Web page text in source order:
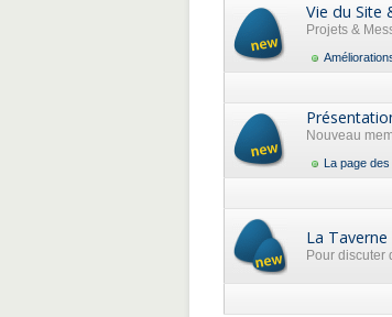
Vie du Site
Projets &
Nouveau
La page
La Taverne
Pour discuter